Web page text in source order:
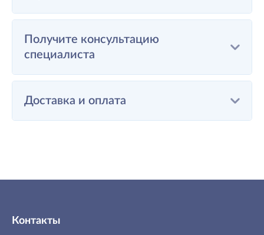
Получите консультацию
специалиста
Доставка и оплата
Контакты